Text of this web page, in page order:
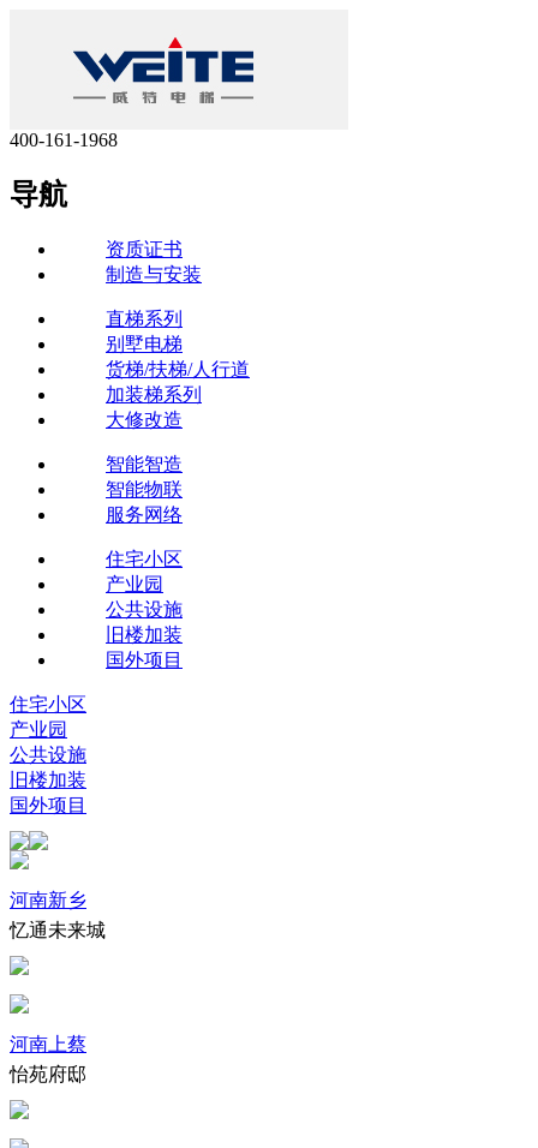
400-161-1968
导航
资质证书
制造与安装
直梯系列
别墅电梯
货梯/扶梯/人行道
加装梯系列
大修改造
智能智造
智能物联
服务网络
住宅小区
产业园
公共设施
旧楼加装
国外项目
住宅小区
产业园
公共设施
旧楼加装
国外项目
河南新乡
忆通未来城
河南上蔡
怡苑府邸